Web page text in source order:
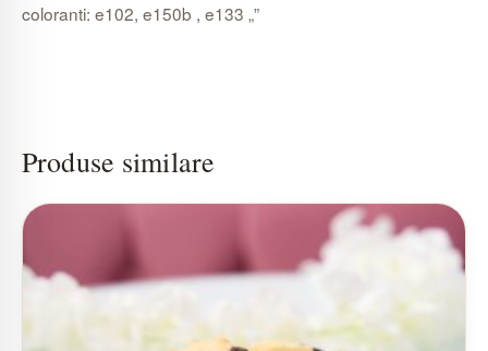
coloranti: e102, e150b , e133 „”
Produse similare